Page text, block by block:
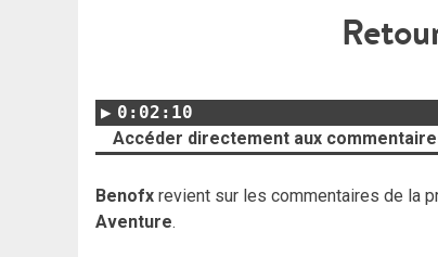
0:02:10
Accéder directement aux
Benofx revient sur les commentaires de la
Aventure.